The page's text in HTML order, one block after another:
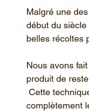
Malgré une
début du
belles récoltes
Nous avons
produit de
complètement